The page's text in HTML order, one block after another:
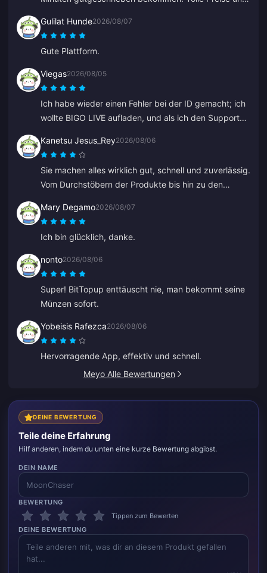
jegliche Probleme. Sehr zu empfehlen.
Gulilat Hunde2026/08/07
Gute Plattform.
Viegas2026/08/05
Ich habe wieder einen Fehler bei der ID gemacht; ich
wollte BIGO LIVE aufladen, und als ich den Support
ein respektvolles und nettes Team. Danke dieses Mal
an ZY.
Kanetsu Jesus_Rey2026/08/06
Sie machen alles wirklich gut, schnell und zuverlässig.
Vom Durchstöbern der Produkte bis hin zu den
von anderen ab, da es viele Fehler verhindert.
Mary Degamo2026/08/07
Ich bin glücklich, danke.
nonto2026/08/06
Super! BitTopup enttäuscht nie, man bekommt seine
Münzen sofort.
Yobeisis Rafezca2026/08/06
Hervorragende App, effektiv und schnell.
Meyo Alle Bewertungen
DEINE BEWERTUNG
Teile deine Erfahrung
Hilf anderen, indem du unten eine kurze Bewertung abgibst.
DEIN NAME
BEWERTUNG
Tippen zum Bewerten
DEINE BEWERTUNG